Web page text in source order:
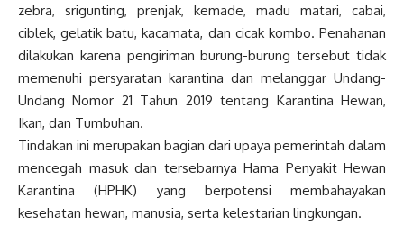
zebra, srigunting, prenjak, kemade, madu matari, cabai,
ciblek, gelatik batu, kacamata, dan cicak kombo. Penahanan
dilakukan karena pengiriman burung-burung tersebut tidak
memenuhi persyaratan karantina dan melanggar Undang-
Undang Nomor 21 Tahun 2019 tentang Karantina Hewan,
Ikan, dan Tumbuhan.
Tindakan ini merupakan bagian dari upaya pemerintah dalam
mencegah masuk dan tersebarnya Hama Penyakit Hewan
Karantina (HPHK) yang berpotensi membahayakan
kesehatan hewan, manusia, serta kelestarian lingkungan.